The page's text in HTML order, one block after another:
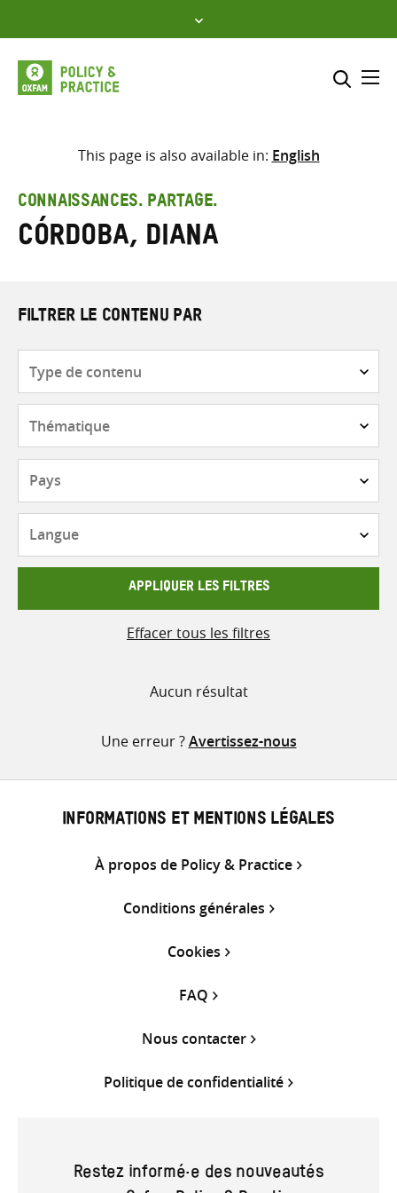
to
content
Sélectionner l’emplacement
Saisir
les
termes
This page is also available in: English
CONNAISSANCES. PARTAGE.
Córdoba, Diana
FILTRER LE CONTENU PAR
contenu
APPLIQUER LES FILTRES
Effacer tous les filtres
Aucun résultat
Une erreur ?Avertissez-nous
INFORMATIONS ET MENTIONS LÉGALES
À propos de Policy & Practice
Conditions générales
Cookies
FAQ
Nous contacter
Politique de confidentialité
Restez informé·e des nouveautés